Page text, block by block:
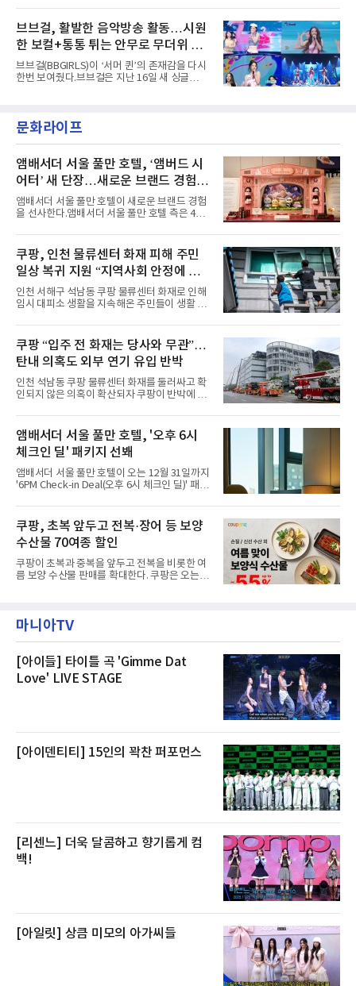
엣을 거침없이 결합했다. 멤버들은 각기 다른 개
성을 살린 스타일링을 선
벌 오디오·음원 스트리밍 플랫폼 스포티파이에
서 27일 자로 누적 재생 수 2억 회를 돌파했
다”고 밝혔다.곡이 발표된 지 약 10개월 만이다.
팀의 첫 번째 2억 스트리밍 곡은 동일 음반에 수
록된 ‘GO!’다. 이 노래는 공개 약 9개월 만인 지
난달 26일 자에 2억 고지를 밟았다. 이는 최근 5
년 내 데뷔한 보이그룹의 곡 중 최단기 2억 달성
했다. “내 티, 5 bucks 바지는, 만원” 등 멤버들
의 라이프 스타일
브브걸, 활발한 음악방송 활동…시원
한 보컬+통통 튀는 안무로 무더위 사
냥
브브걸(BBGIRLS)이 ‘서머 퀸’의 존재감을 다시
한번 보여줬다.브브걸은 지난 16일 새 싱글
MBC '쇼! 음악중심', SBS '인기가요' 등 주요 음
악방송 무대에 올라 화려한 퍼포먼스를 펼쳤다.
력을 앞세워 매 무대 색다른 볼거리를 선사했다.
특히 화사한 파스텔 톤의 비치웨어부터 청량한
마린룩, 햇살 아래 반짝이는 물결을 연상시키는
스커트, 강렬한 붉은 계열의 스타일링까지 각기
다른 매력을 선보였다. 브브걸은 다채로운 여름
패션을 완벽하게 소화하며 보
문화라이프
앰배서더 서울 풀만 호텔, ‘앰버드 시
어터’ 새 단장…새로운 브랜드 경험 선
사
앰배서더 서울 풀만 호텔이 새로운 브랜드 경험
을 선사한다.앰배서더 서울 풀만 호텔 측은 4일
이야기를 담은 인형 극장 콘셉트의 공간 ‘앰버드
시어터(Ambird Theater)’를 새롭게 선보인
다”고 밝혔다.앰배서더 서울 풀만 호텔은 로비
한편에 마련된 앰버드 존을 통해 앰버드의 세계
관을 소개해왔다. 앰버드 존은 앰버드가 우주여
행 중 수집한 다양한 굿즈를 전시한 '앰버드 플래
닛(Ambird Planet)과 계절별 플라워 연출로 사
라 극장을 모티브로 한 데코레이션으로 구성됐
다. 무대 공간 및 티켓 박스
쿠팡, 인천 물류센터 화재 피해 주민
일상 복귀 지원 “지역사회 안정에 총
력”
인천 서해구 석남동 쿠팡 물류센터 화재로 인해
임시 대피소 생활을 지속해온 주민들이 생활 터
필먼트서비스(CFS)가 지난 28일부터 화재 피해
주민을 대상으로 전문 출장 청소서비스 지원에
나섬으로써 본격적인 지역사회 복구 작업이 시
작된 것이다.대피소 주민 중심 청소 접수, 첫날
부터 2가구 지원 완료CFS는 신현초등학교, 신
현북초등학교, 신현여자중학교 등 인천 서해구
관내 임시 대피소 3곳에서 체류해온 화재 피해
민들의 호응 속에 CFS는 즉시 행동에 나섰다. 지
난 28일 오후 전문 청소업체와
쿠팡 “입주 전 화재는 당사와 무관”…
탄내 의혹도 외부 연기 유입 반박
인천 석남동 쿠팡 물류센터 화재를 둘러싸고 확
인되지 않은 의혹이 확산되자 쿠팡이 반박에 나
에 대해서는 외부 화재 연기 유입이라고 설명했
고, 2023년 같은 물류센터에서 발생한 화재에
대해서도 쿠팡 입주 전 공사 과정에서 벌어진 일
이라며 선을 그었다.쿠팡은 21일 인천 물류센터
내부에서 불이 타는 냄새가 났다는 의혹과 관련
해 “사실무근”이라는 입장을 밝혔다.회사 측은
“인근에서 지난 15일 다른 회사에서 발생한 대
것으로 확인됐다”고 설명했다.이어 “정확한 화
재 원인은 추후 조사될
앰배서더 서울 풀만 호텔, '오후 6시
체크인 딜' 패키지 선봬
앰배서더 서울 풀만 호텔이 오는 12월 31일까지
'6PM Check-in Deal(오후 6시 체크인 딜)' 패키
으로 여유로운 저녁 시간부터 호텔 스테이를 시
작할 수 있도록 준비됐다.앰배서더 서울 풀만 호
텔 측은 “퇴근 후 또는 주말 도심 속에서 짧지만
온전한 휴식을 원하는 고객들에게 특별한 경험
을 제공한다”고 밝혔다.패키지는 디럭스와 이그
제큐티브 두 가지 타입으로 구성된다. 디럭스 패
키지는 객실 1박(룸 온리)으로 심플한 호캉스를
스 센터 사우나 2인 이용 혜택이 포함된다.특히
클럽 앰배서더 라운지
쿠팡, 초복 앞두고 전복·장어 등 보양
수산물 70여종 할인
쿠팡이 초복과 중복을 앞두고 전복을 비롯한 여
름 보양 수산물 판매를 확대한다. 쿠팡은 오는
우 등이 포함됐다. 쿠팡은 올해 큰 크기의 전복
생산량이 늘어난 점을 반영해 주요 산지 상품을
전복은 산지에서 채취한 뒤 전국으로 직송되는
방식으로 운영된다. 신선도가 중요한 상품인 만
큼 이르면 다음 날 오전 배송이 가능하도록 물류
마니아TV
[아이들] 타이틀 곡 'Gimme Dat
Love' LIVE STAGE
[아이덴티티] 15인의 꽉찬 퍼포먼스
[리센느] 더욱 달콤하고 향기롭게 컴
백!
[아일릿] 상큼 미모의 아가씨들